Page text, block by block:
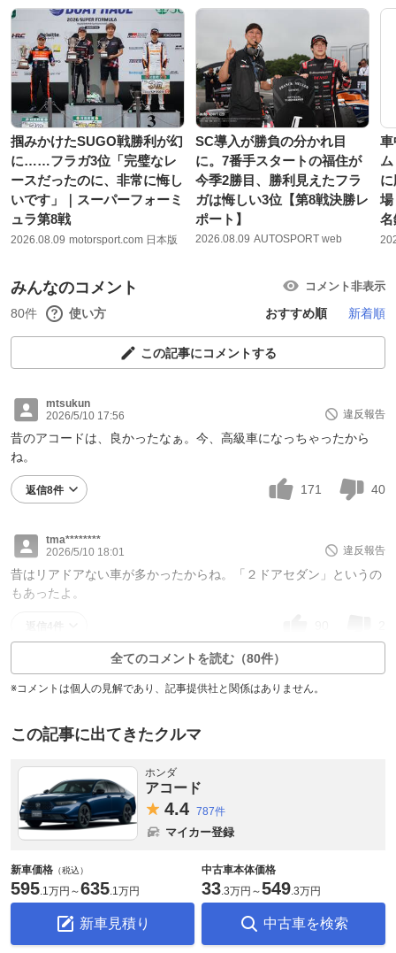
掴みかけたSUGO戦勝利が幻
に……フラガ3位「完璧なレ
ースだったのに、非常に悔し
いです」｜スーパーフォーミ
ュラ第8戦
2026.08.09 motorsport.com 日本版
SC導入が勝負の分かれ目
に。7番手スタートの福住が
今季2勝目、勝利見えたフラ
ガは悔しい3位【第8戦決勝レ
ポート】
2026.08.09 AUTOSPORT web
車
場
名
みんなのコメント コメント非表示
80件 使い方 おすすめ順 新着順
この記事にコメントする
mtsukun
2026/5/10 17:56
違反報告
昔のアコードは、良かったなぁ。今、高級車になっちゃったから
ね。
返信8件 171 40
tma********
2026/5/10 18:01
違反報告
昔はリアドアない車が多かったからね。「２ドアセダン」というの
もあったよ。
全てのコメントを読む（80件）
※コメントは個人の見解であり、記事提供社と関係はありません。
この記事に出てきたクルマ
ホンダ
アコード
4.4 787件
マイカー登録
新車価格 （税込）
595.1万円 ～635.1万円
新車見積り
中古車本体価格
33.3万円 ～549.3万円
中古車を検索